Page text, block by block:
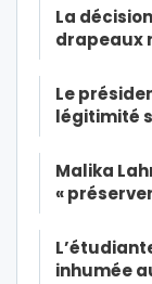
La
drapeaux
Le
légitimité
Malika
«
inhumée